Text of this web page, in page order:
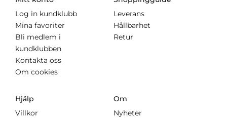
Log in kundklubb
Mina favoriter
Bli medlem i
kundklubben
Kontakta oss
Om cookies
Leverans
Hållbarhet
Retur
Hjälp
Villkor
Om
Nyheter